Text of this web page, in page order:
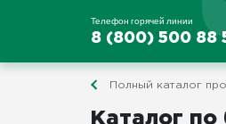
Телефон горячей линии
8 (800) 500 88
Полный каталог
Каталог